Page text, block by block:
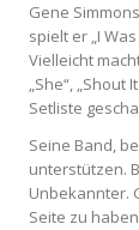
Gene
spielt er „I
Vielleicht
„She“, „Shout
Setliste
Seine Band,
unterstützen.
Unbekannter.
Seite zu